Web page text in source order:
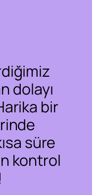
dolayı
bir
süre
kontrol